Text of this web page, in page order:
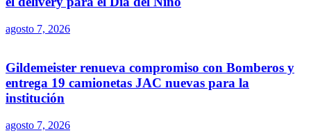
agosto 7, 2026
Gildemeister renueva compromiso con Bomberos y
entrega 19 camionetas JAC nuevas para la
institución
agosto 7, 2026